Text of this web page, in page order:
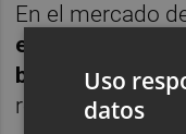
En el mercado
española se
básicostras la
rendimiento del
Uso
datos